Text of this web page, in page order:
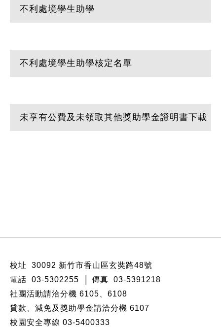
不利處境學生助學
不利處境學生助學核定名單
未享有公費及未領取其他獎助學金證明書下載
校址 30092 新竹市香山區玄奘路48號
電話 03-5302255 │ 傳真 03-5391218
社團活動請洽分機 6105
6108
貸款、減免及獎助學金請洽分機 6107
校園安全專線 03-5400333